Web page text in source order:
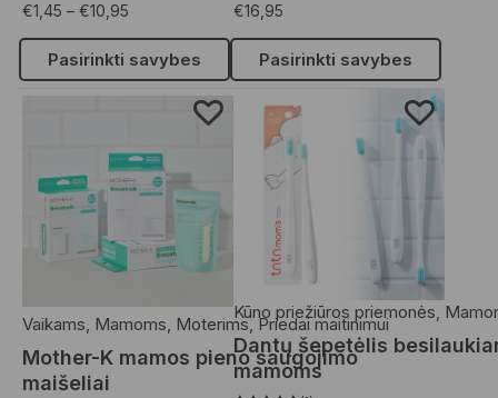
€1,45 – €10,95
Pasirinkti savybes
€16,95
Pasirinkti savybes
Vaikams, Mamoms, Moterims,Priedai maitinimui
Mother-K mamos pieno saugojimo
maišeliai
Kūno priežiūros priemonės,
Dantų šepetėlis
mamoms